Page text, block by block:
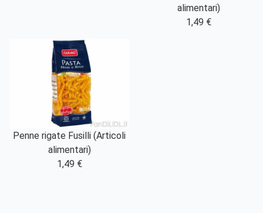
alimentari)
1,49 €
Penne rigate Fusilli (Articoli
alimentari)
1,49 €